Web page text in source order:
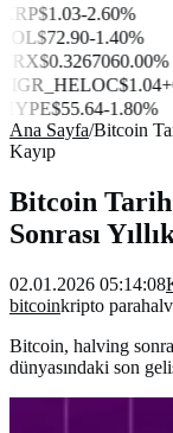
$1.03-2.60%
$72.90-1.40%
$0.3267060.00%
$1.04
$55.64-1.80%
Ana Sayfa/Bitcoin
Kayıp
Bitcoin
Sonrası
02.01.2026 05:14:08
bitcoinkripto para
Bitcoin, halving
dünyasındaki son